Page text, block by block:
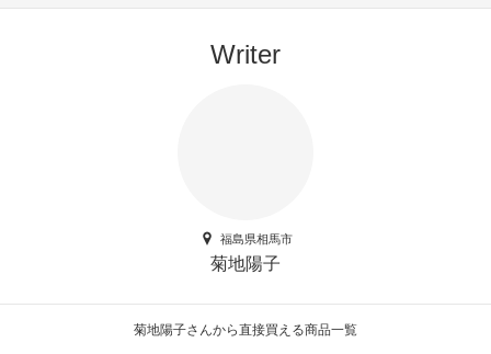
Writer
福島県相馬市
菊地陽子
菊地陽子さんから直接買える商品一覧